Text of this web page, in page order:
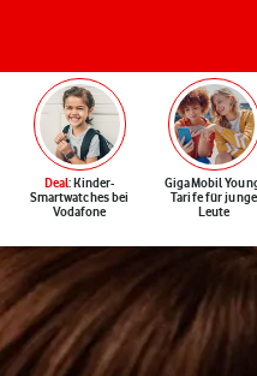
Deal: Kinder-
Smartwatches bei
Vodafone
GigaMobil
Tarife für junge
Leute